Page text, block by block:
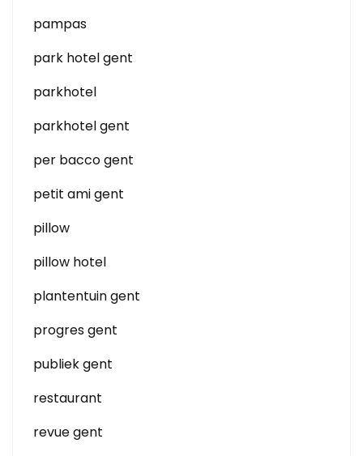
pampas
park hotel gent
parkhotel
parkhotel gent
per bacco gent
petit ami gent
pillow
pillow hotel
plantentuin gent
progres gent
publiek gent
restaurant
revue gent